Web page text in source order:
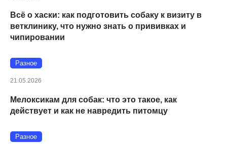
Всё о хаски: как подготовить собаку к визиту в
ветклинику, что нужно знать о прививках и
чипировании
Разное
21.05.2026
Мелоксикам для собак: что это такое, как
действует и как не навредить питомцу
Разное